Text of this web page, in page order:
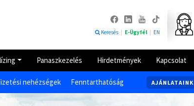
Keresés E-Ügyfél EN
Panaszkezelés Hirdetmények Kapcsolat
nehézségek Fenntarthatóság AJÁNLATAINK